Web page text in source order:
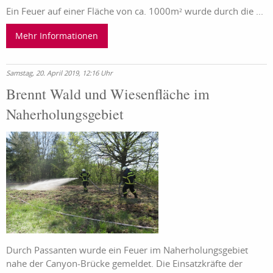
Ein Feuer auf einer Fläche von ca. 1000m² wurde durch die ...
Mehr Informationen
Samstag, 20. April 2019, 12:16 Uhr
Brennt Wald und Wiesenfläche im
Naherholungsgebiet
Durch Passanten wurde ein Feuer im Naherholungsgebiet
nahe der Canyon-Brücke gemeldet. Die Einsatzkräfte der